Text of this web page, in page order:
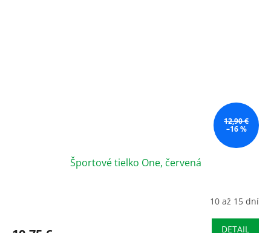
12,90 €
–16 %
Športové tielko One, červená
10 až 15 dní
DETAIL